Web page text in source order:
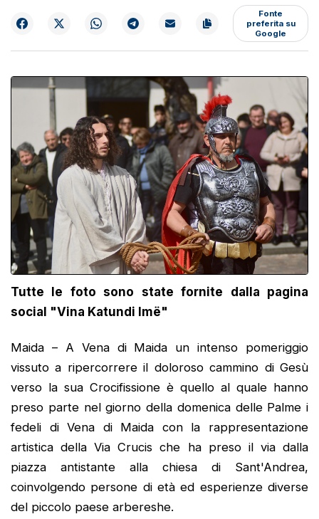
Fonte
preferita su
Google
Tutte le foto sono state fornite dalla pagina
social "Vina Katundi Imë"
Maida – A Vena di Maida un intenso pomeriggio
vissuto a ripercorrere il doloroso cammino di Gesù
verso la sua Crocifissione è quello al quale hanno
preso parte nel giorno della domenica delle Palme i
fedeli di Vena di Maida con la rappresentazione
artistica della Via Crucis che ha preso il via dalla
piazza antistante alla chiesa di Sant'Andrea,
coinvolgendo persone di età ed esperienze diverse
del piccolo paese arbereshe.